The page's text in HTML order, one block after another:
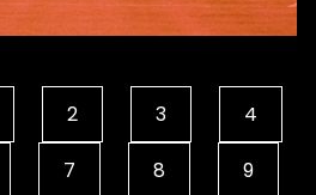
2 3 4
7 8 9